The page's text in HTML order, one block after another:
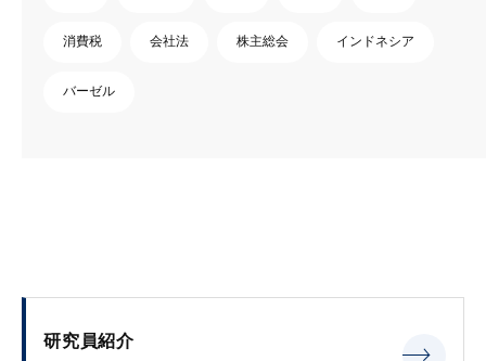
消費税 会社法 株主総会 インドネシア
バーゼル
研究員紹介